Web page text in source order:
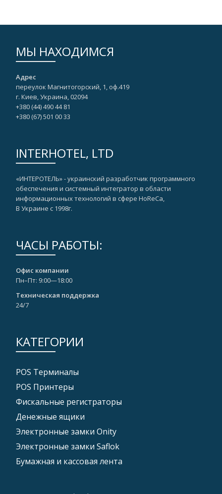
МЫ НАХОДИМСЯ
Адрес
переулок Магнитогорский, 1, оф.419
г. Киев, Украина, 02094
+380 (44) 490 44 81
+380 (67)‎ 501 00 33
INTERHOTEL, LTD
«ИНТЕРОТЕЛЬ» - украинский разработчик программного
обеспечения и системный интегратор в области
информационных технологий в сфере HoReCa,
В Украине с 1998г.
ЧАСЫ РАБОТЫ:
Офис компании
Пн–Пт: 9:00—18:00
Техническая поддержка
24/7
КАТЕГОРИИ
POS Tерминалы
POS Принтеры
Фискальные регистраторы
Денежные ящики
Электронные замки Onity
Электронные замки Saflok
Бумажная и кассовая лента